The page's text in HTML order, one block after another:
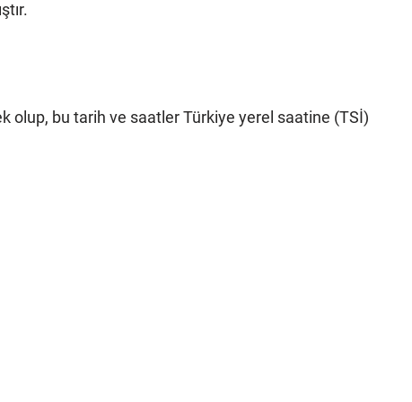
olup, bu tarih ve saatler Türkiye yerel saatine (TSİ)